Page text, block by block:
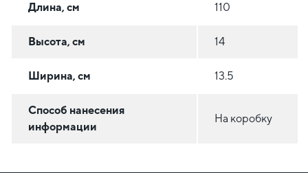
Длина, см 110
Высота, см 14
Ширина, см 13.5
Способ нанесения
информации
На коробку